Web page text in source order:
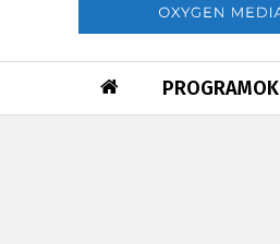
PROGRAMOK